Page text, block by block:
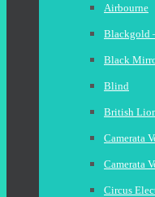
Airbourne
Blackgold
Black
Blind
British
Camerata
Camerata
Circus